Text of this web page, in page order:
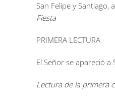
San Felipe y Santiago,
Fiesta
PRIMERA LECTURA
El Señor se apareció
Lectura de la primera